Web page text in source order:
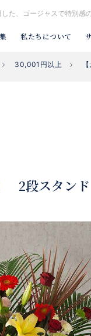
た、ゴージャスで特別感
私たちについて
い花 #胡蝶蘭 #
30,001円以上
】 2段スタ